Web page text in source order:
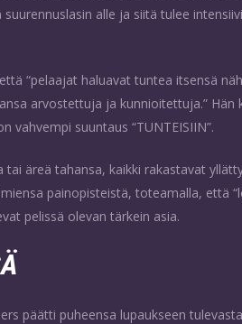
alle ja siitä tulee
“pelaajat haluavat tuntea itsensä
arvostettuja ja kunnioitettuja.” Hän
vahvempi suuntaus “TUNTEISIIN”.
äreä tahansa, kaikki rakastavat
painopisteistä, toteamalla, että
pelissä olevan tärkein asia.
päätti puheensa lupaukseen